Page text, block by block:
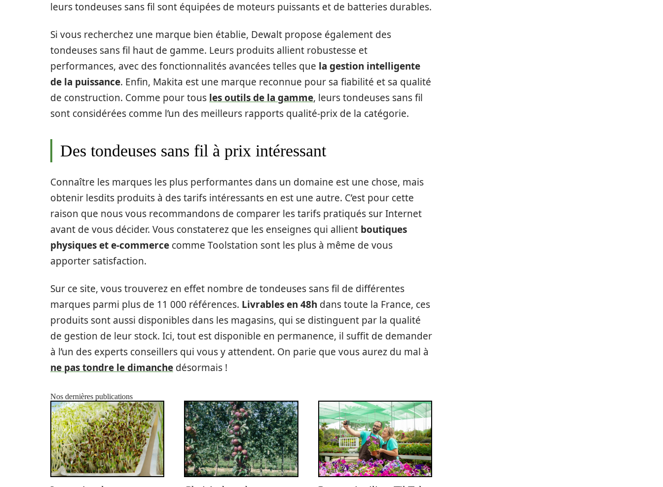
leurs tondeuses sans fil sont équipées de moteurs puissants et de batteries durables.
Si vous recherchez une marque bien établie, Dewalt propose également des
tondeuses sans fil haut de gamme. Leurs produits allient robustesse et
performances, avec des fonctionnalités avancées telles que la gestion intelligente
de la puissance. Enfin, Makita est une marque reconnue pour sa fiabilité et sa qualité
de construction. Comme pour tous les outils de la gamme, leurs tondeuses sans fil
sont considérées comme l’un des meilleurs rapports qualité-prix de la catégorie.
Des tondeuses sans fil à prix intéressant
Connaître les marques les plus performantes dans un domaine est une chose, mais
obtenir lesdits produits à des tarifs intéressants en est une autre. C’est pour cette
raison que nous vous recommandons de comparer les tarifs pratiqués sur Internet
avant de vous décider. Vous constaterez que les enseignes qui allient boutiques
physiques et e-commerce comme Toolstation sont les plus à même de vous
apporter satisfaction.
Sur ce site, vous trouverez en effet nombre de tondeuses sans fil de différentes
marques parmi plus de 11 000 références. Livrables en 48h dans toute la France, ces
produits sont aussi disponibles dans les magasins, qui se distinguent par la qualité
de gestion de leur stock. Ici, tout est disponible en permanence, il suffit de demander
à l’un des experts conseillers qui vous y attendent. On parie que vous aurez du mal à
ne pas tondre le dimanche désormais !
Nos dernières publications